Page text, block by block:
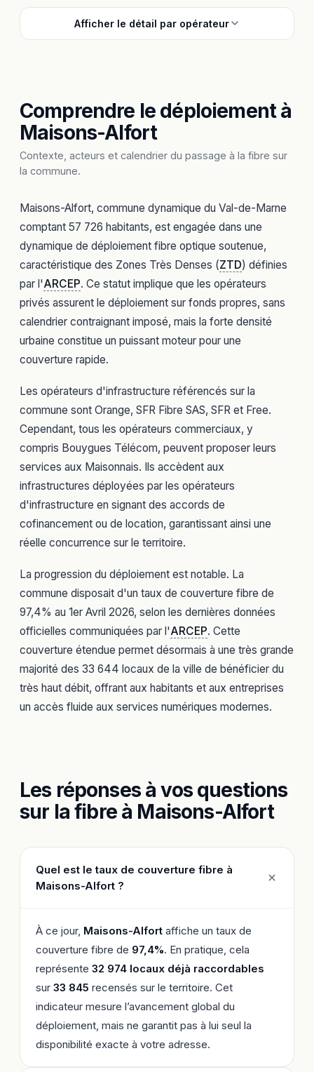
Afficher le détail par opérateur
Comprendre le déploiement à
Maisons-Alfort
Contexte, acteurs et calendrier du passage à la fibre sur
la commune.
Maisons-Alfort, commune dynamique du Val-de-Marne
comptant 57 726 habitants, est engagée dans une
dynamique de déploiement fibre optique soutenue,
caractéristique des Zones Très Denses (ZTD) définies
par l'ARCEP. Ce statut implique que les opérateurs
privés assurent le déploiement sur fonds propres, sans
calendrier contraignant imposé, mais la forte densité
urbaine constitue un puissant moteur pour une
couverture rapide.
Les opérateurs d'infrastructure référencés sur la
commune sont Orange, SFR Fibre SAS, SFR et Free.
Cependant, tous les opérateurs commerciaux, y
compris Bouygues Télécom, peuvent proposer leurs
services aux Maisonnais. Ils accèdent aux
infrastructures déployées par les opérateurs
d'infrastructure en signant des accords de
cofinancement ou de location, garantissant ainsi une
réelle concurrence sur le territoire.
La progression du déploiement est notable. La
commune disposait d'un taux de couverture fibre de
97,4% au 1er Avril 2026, selon les dernières données
officielles communiquées par l'ARCEP. Cette
couverture étendue permet désormais à une très grande
majorité des 33 644 locaux de la ville de bénéficier du
très haut débit, offrant aux habitants et aux entreprises
un accès fluide aux services numériques modernes.
Les réponses à vos questions
sur la fibre à Maisons-Alfort
Quel est le taux de couverture fibre à
Maisons-Alfort ?
À ce jour, Maisons-Alfort affiche un taux de
couverture fibre de 97,4%. En pratique, cela
représente 32 974 locaux déjà raccordables
sur 33 845 recensés sur le territoire. Cet
indicateur mesure l’avancement global du
déploiement, mais ne garantit pas à lui seul la
disponibilité exacte à votre adresse.